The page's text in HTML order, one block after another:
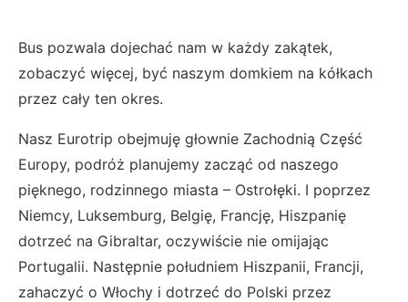
Bus pozwala dojechać nam w każdy zakątek,
zobaczyć więcej, być naszym domkiem na kółkach
przez cały ten okres.
Nasz Eurotrip obejmuję głownie Zachodnią Część
Europy, podróż planujemy zacząć od naszego
pięknego, rodzinnego miasta – Ostrołęki. I poprzez
Niemcy, Luksemburg, Belgię, Francję, Hiszpanię
dotrzeć na Gibraltar, oczywiście nie omijając
Portugalii. Następnie południem Hiszpanii, Francji,
zahaczyć o Włochy i dotrzeć do Polski przez